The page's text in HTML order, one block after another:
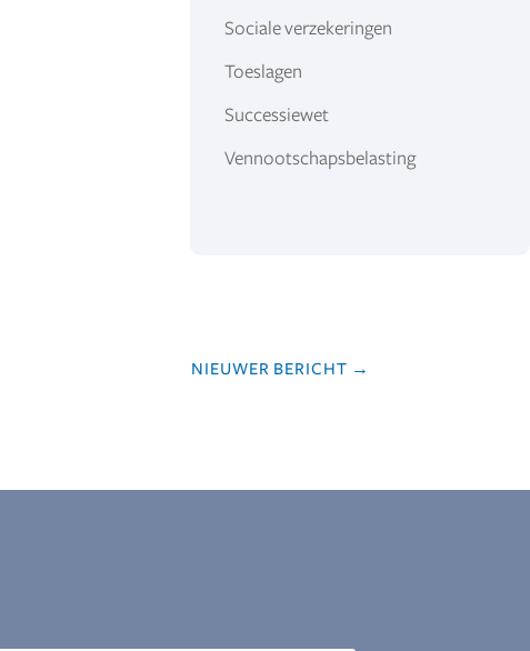
Sociale verzekeringen
Toeslagen
Successiewet
Vennootschapsbelasting
NIEUWER BERICHT →